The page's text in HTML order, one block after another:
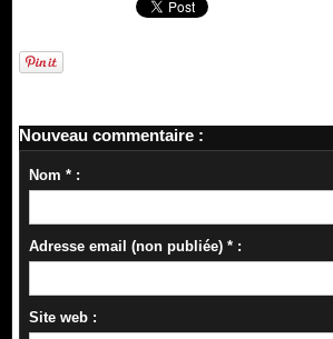
Nouveau commentaire :
Nom * :
Adresse email (non publiée) * :
Site web :